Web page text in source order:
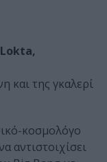
και της γκαλερί
κοσμολόγο
αντιστοιχίσει